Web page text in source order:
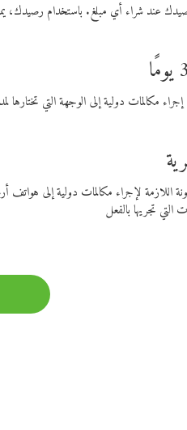
اللازمة لإجراء مكالمات دولية إلى
التي تجريها بالفعل